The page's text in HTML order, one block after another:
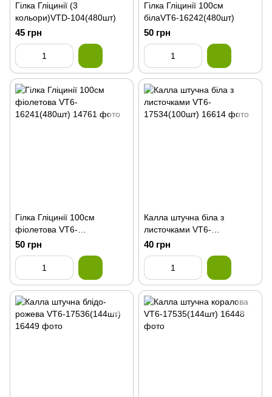
Гілка Гліцинії (3
кольори)VTD-104(480шт)
45 грн
Гілка Гліцинії 100см
білаVT6-16242(480шт)
50 грн
Гілка Гліцинії 100см
фіолетова VT6-
16241(480шт)
50 грн
Калла штучна біла з
листочками VT6-
17534(100шт)
40 грн